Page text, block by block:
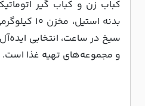
کباب زن و کباب گیر
سیخ در ساعت، انتخابی
و مجموعه‌های تهیه غذا است.